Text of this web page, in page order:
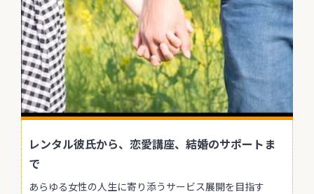
レンタル彼氏から、恋愛講座、結婚のサポートま
で
あらゆる女性の人生に寄り添うサービス展開を目指す